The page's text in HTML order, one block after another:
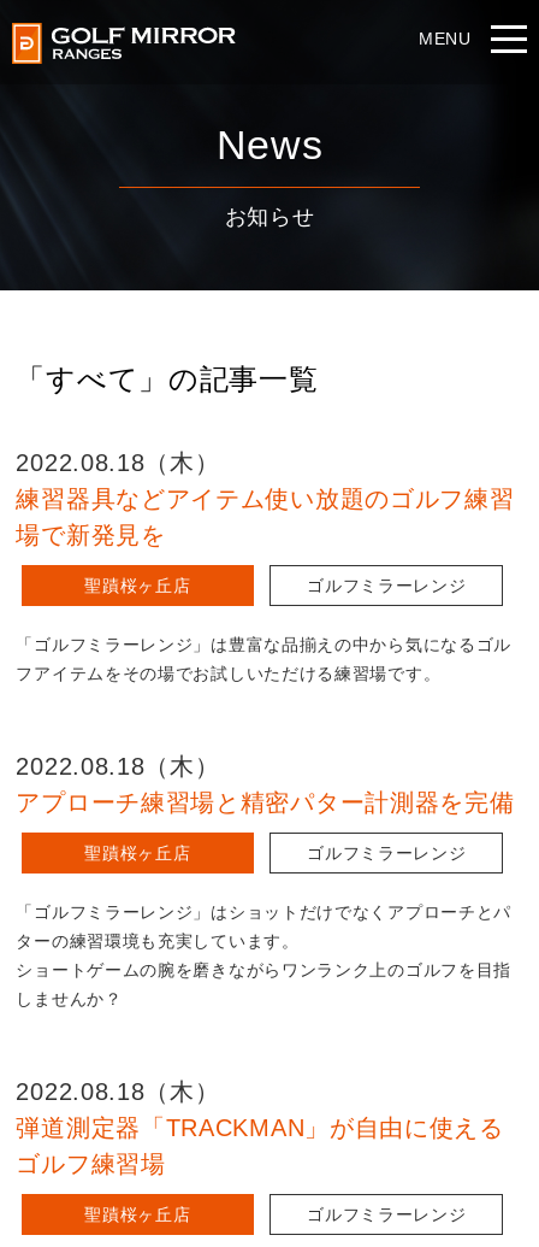
News
お知らせ
「すべて」の記事一覧
2022.08.18（木）
練習器具などアイテム使い放題のゴルフ練習
場で新発見を
聖蹟桜ヶ丘店 ゴルフミラーレンジ
「ゴルフミラーレンジ」は豊富な品揃えの中から気になるゴル
フアイテムをその場でお試しいただける練習場です。
2022.08.18（木）
アプローチ練習場と精密パター計測器を完備
聖蹟桜ヶ丘店 ゴルフミラーレンジ
「ゴルフミラーレンジ」はショットだけでなくアプローチとパ
ターの練習環境も充実しています。
ショートゲームの腕を磨きながらワンランク上のゴルフを目指
しませんか？
2022.08.18（木）
弾道測定器「TRACKMAN」が自由に使える
ゴルフ練習場
聖蹟桜ヶ丘店 ゴルフミラーレンジ